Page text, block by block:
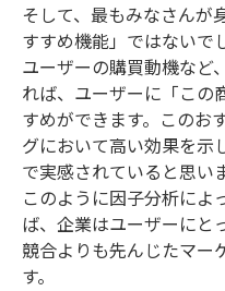
そして、最もみなさんが
すすめ機能」ではないで
ユーザーの購買動機など
れば、ユーザーに「この
すめができます。このお
グにおいて高い効果を示
で実感されていると思い
このように因子分析によ
ば、企業はユーザーにと
競合よりも先んじたマー
す。